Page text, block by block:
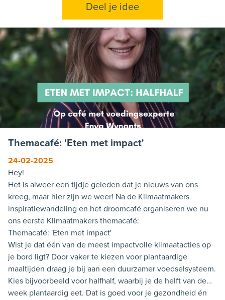
Deel je idee
Themacafé: 'Eten met impact'
24-02-2025
Hey!
Het is alweer een tijdje geleden dat je nieuws van ons
kreeg, maar hier zijn we weer! Na de Klimaatmakers
inspiratiewandeling en het droomcafé organiseren we nu
ons eerste Klimaatmakers themacafé:
Themacafé: 'Eten met impact'
Wist je dat één van de meest impactvolle klimaatacties op
je bord ligt? Door vaker te kiezen voor plantaardige
maaltijden draag je bij aan een duurzamer voedselsysteem.
Kies bijvoorbeeld voor halfhalf, waarbij je de helft van de
week plantaardig eet. Dat is goed voor je gezondheid én